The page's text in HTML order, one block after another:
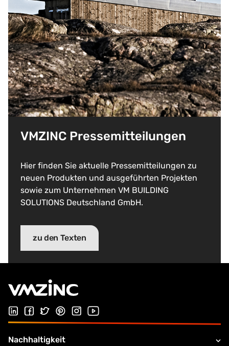
VMZINC Pressemitteilungen
Hier finden Sie aktuelle Pressemitteilungen zu
neuen Produkten und ausgeführten Projekten
sowie zum Unternehmen VM BUILDING
SOLUTIONS Deutschland GmbH.
zu den Texten
Folgen Sie uns auf LinkedIn
Folgen Sie uns auf Facebook
Folgen Sie uns auf Twitter
Folgen Sie uns auf Pinterest
Folgen Sie uns auf Instagram
Besuchen Sie unseren Youtube
Nachhaltigkeit